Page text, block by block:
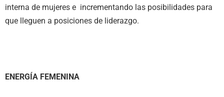
interna de mujeres e incrementando las posibilidades para
que lleguen a posiciones de liderazgo.
ENERGÍA FEMENINA